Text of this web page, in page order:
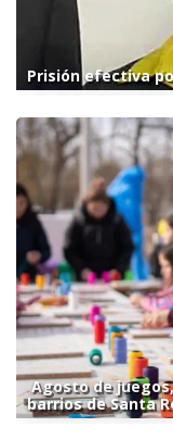
Prisión efectiva
Agosto de
barrios de Santa